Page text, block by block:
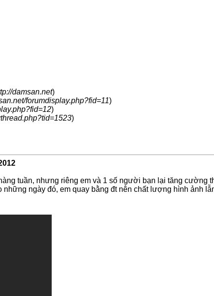
damsan.net)
forumdisplay.php?fid=11)
)
)
tuần, nhưng riêng em và 1 số người bạn lại tăng cường
ngày đó, em quay bằng đt nên chất lượng hình ảnh